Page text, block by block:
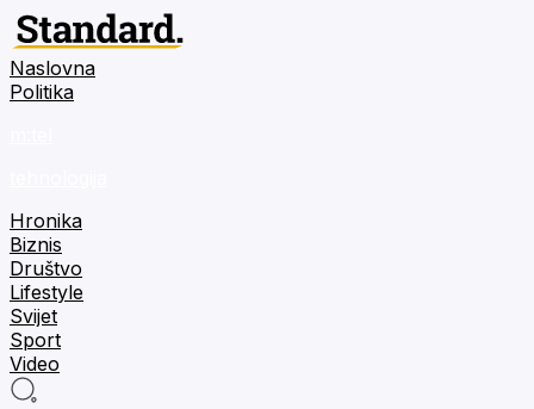
Naslovna
Politika
Hronika
Biznis
Društvo
Lifestyle
Svijet
Sport
Video